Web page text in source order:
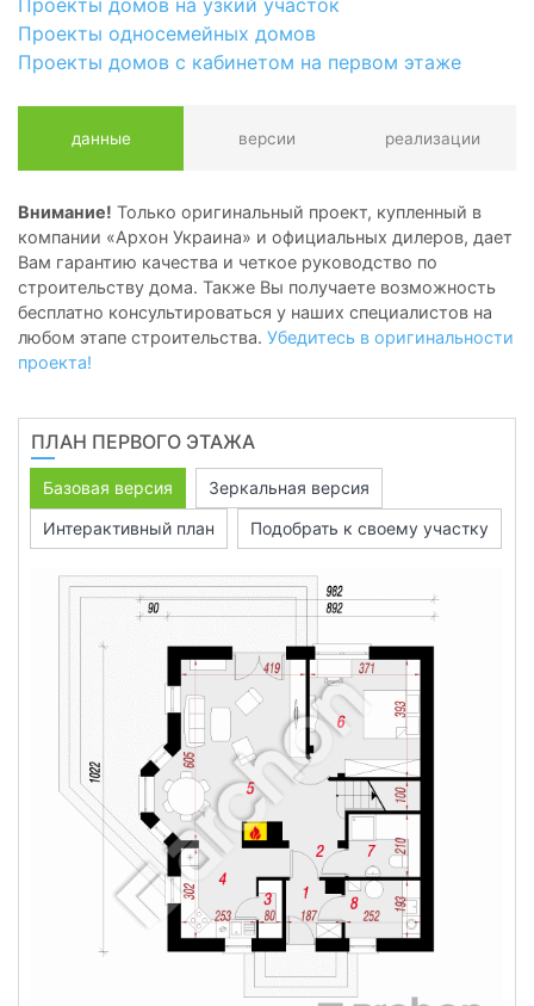
Проекты односемейных домов
Проекты домов с кабинетом на первом этаже
данные версии реализации
Внимание! Только оригинальный проект, купленный в
компании «Архон Украина» и официальных дилеров, дает
Вам гарантию качества и четкое руководство по
строительству дома. Также Вы получаете возможность
бесплатно консультироваться у наших специалистов на
любом этапе строительства. Убедитесь в оригинальности
проекта!
ПЛАН ПЕРВОГО ЭТАЖА
Базовая версия
Зеркальная версия
Интерактивный план
Подобрать к своему участку